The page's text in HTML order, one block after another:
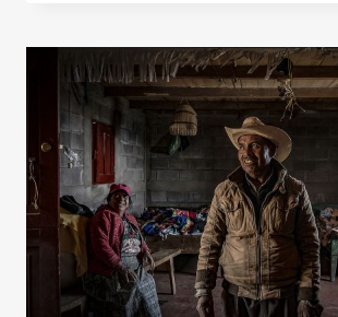
RIO
GRANDE
RIVER